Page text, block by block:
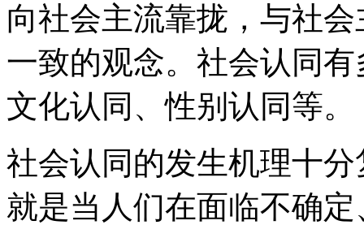
向社会主流靠拢，与社
一致的观念。社会认同
文化认同、性别认同等。
社会认同的发生机理十
就是当人们在面临不确